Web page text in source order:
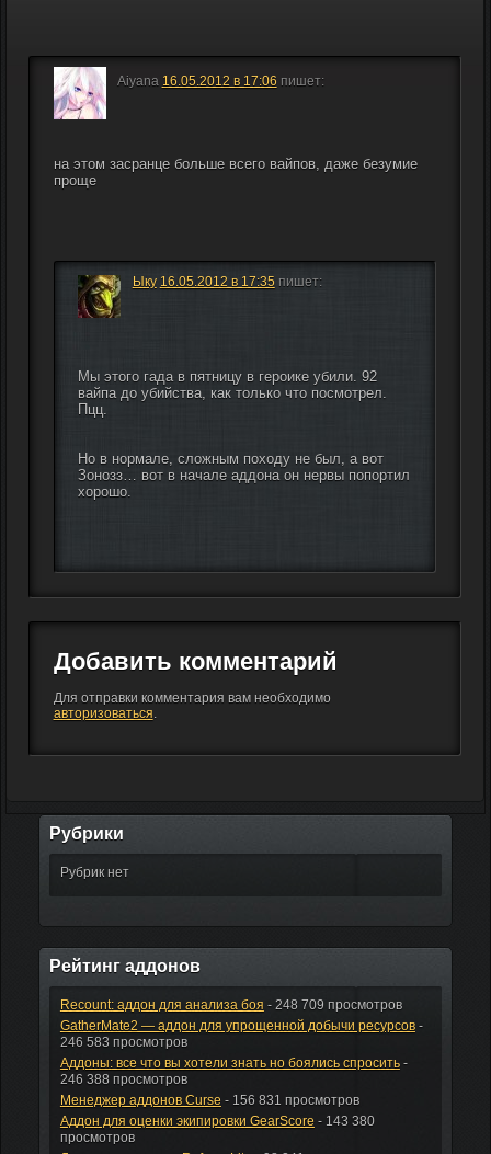
Aiyana 16.05.2012 в 17:06 пишет:
на этом засранце больше всего вайпов, даже безумие
проще
Ыку 16.05.2012 в 17:35 пишет:
Мы этого гада в пятницу в героике убили. 92
вайпа до убийства, как только что посмотрел.
Пцц.
Но в нормале, сложным походу не был, а вот
Зонозз… вот в начале аддона он нервы попортил
хорошо.
Добавить комментарий
Для отправки комментария вам необходимо
авторизоваться
Рубрики
Рубрик нет
Рейтинг аддонов
Recount: аддон для анализа боя - 248 709 просмотров
GatherMate2 — аддон для упрощенной добычи ресурсов-
246 583 просмотров
Аддоны: все что вы хотели знать но боялись спросить-
246 388 просмотров
Менеджер аддонов Curse - 156 831 просмотров
Аддон для оценки экипировки GearScore - 143 380
просмотров